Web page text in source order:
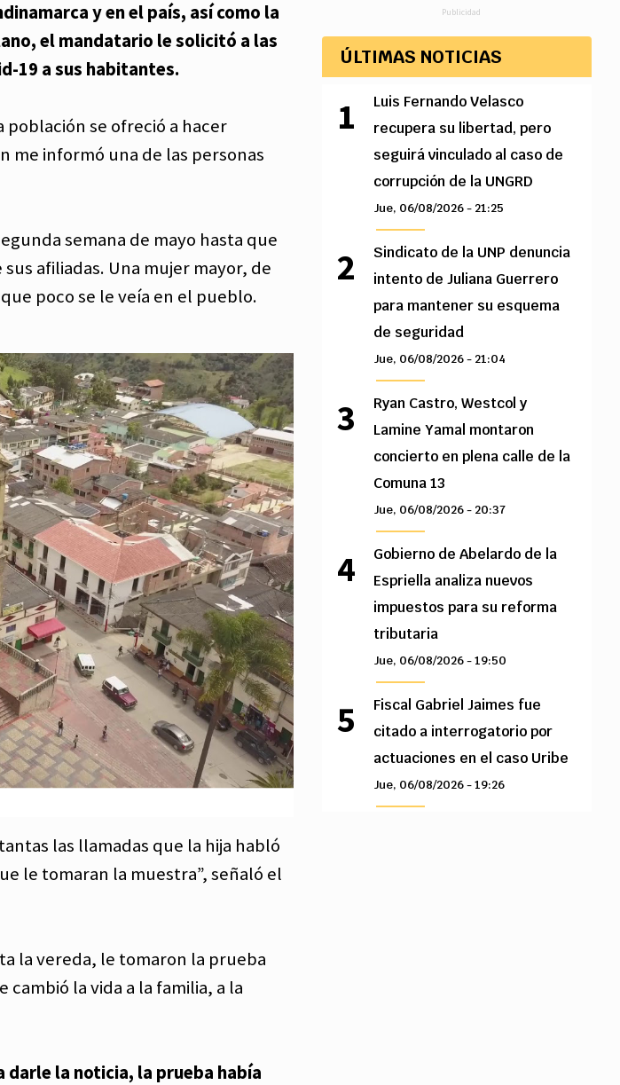
y en el país, así como la
el mandatario le solicitó a las
19 a sus habitantes.
población se ofreció a hacer
me informó una de las personas
semana de mayo hasta que
afiliadas. Una mujer mayor, de
poco se le veía en el pueblo.
las llamadas que la hija habló
le tomaran la muestra”, señaló el
la vereda, le tomaron la prueba
la vida a la familia, a la
darle la noticia, la prueba había
Publicidad
ÚLTIMAS NOTICIAS
Luis Fernando Velasco
recupera su libertad, pero
seguirá vinculado al caso de
corrupción de la UNGRD
Jue, 06/08/2026 - 21:25
Sindicato de la UNP denuncia
intento de Juliana Guerrero
para mantener su esquema
de seguridad
Jue, 06/08/2026 - 21:04
Ryan Castro, Westcol y
Lamine Yamal montaron
concierto en plena calle de la
Comuna 13
Jue, 06/08/2026 - 20:37
Gobierno de Abelardo de la
Espriella analiza nuevos
impuestos para su reforma
tributaria
Jue, 06/08/2026 - 19:50
Fiscal Gabriel Jaimes fue
citado a interrogatorio por
actuaciones en el caso Uribe
Jue, 06/08/2026 - 19:26